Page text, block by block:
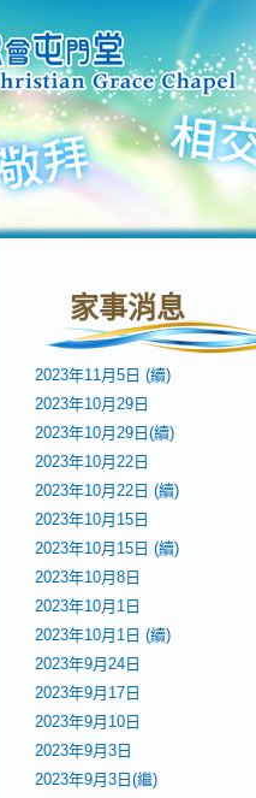
家事消息
2023年11月5日 (續)
2023年10月29日
2023年10月29日(續)
2023年10月22日
2023年10月22日 (續)
2023年10月15日
2023年10月15日 (續)
2023年10月8日
2023年10月1日
2023年10月1日 (續)
2023年9月24日
2023年9月17日
2023年9月10日
2023年9月3日
2023年9月3日(繼)